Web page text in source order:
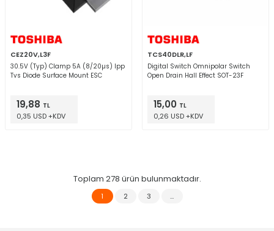
CEZ20V,L3F
30.5V (Typ) Clamp 5A (8/20µs) Ipp
Tvs Diode Surface Mount ESC
19,88 TL
0,35 USD +KDV
TCS40DLR,LF
Digital Switch Omnipolar Switch
Open Drain Hall Effect SOT-23F
15,00 TL
0,26 USD +KDV
Toplam 278 ürün bulunmaktadır.
1 2 3 …